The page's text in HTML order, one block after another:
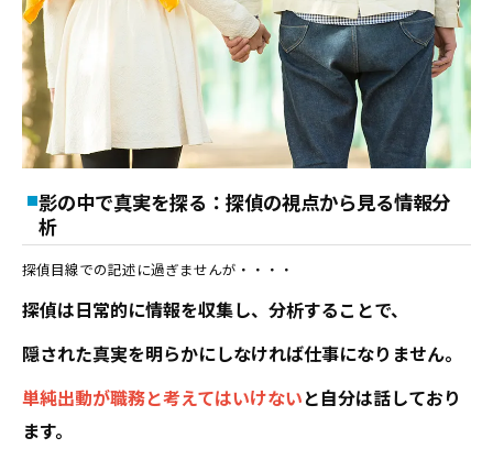
影の中で真実を探る：探偵の視点から見る情報分
析
探偵目線での記述に過ぎませんが・・・・
探偵は日常的に情報を収集し、分析することで、
隠された真実を明らかにしなければ仕事になりません。
単純出動が職務と考えてはいけないと自分は話しており
ます。